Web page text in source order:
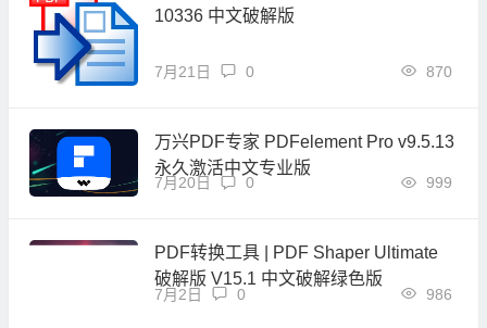
10336 中文破解版
7月21日 870
0
万兴PDF专家 PDFelement Pro v9.5.13
永久激活中文专业版
7月20日 999
0
PDF转换工具 | PDF Shaper Ultimate
破解版 V15.1 中文破解绿色版
7月2日 986
0